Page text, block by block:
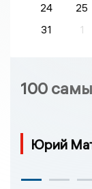
24
25
31
1
100
Юрий